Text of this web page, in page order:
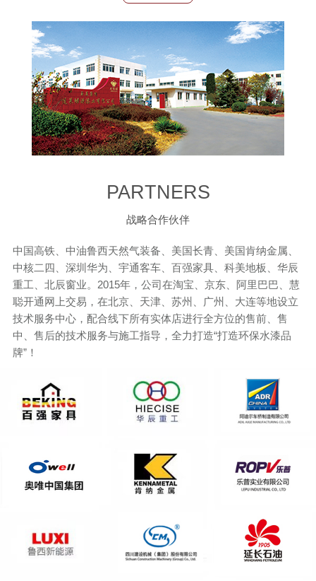
PARTNERS
战略合作伙伴
中国高铁、中油鲁西天然气装备、美国长青、美国肯纳金属、
中核二四、深圳华为、宇通客车、百强家具、科美地板、华辰
重工、北辰窗业。2015年，公司在淘宝、京东、阿里巴巴、慧
聪开通网上交易，在北京、天津、苏州、广州、大连等地设立
技术服务中心，配合线下所有实体店进行全方位的售前、售
中、售后的技术服务与施工指导，全力打造“打造环保水漆品
牌”！